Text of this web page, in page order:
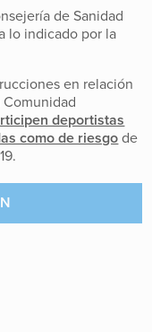
de Sanidad
lo indicado por la
en relación
deportistas
como de riesgode